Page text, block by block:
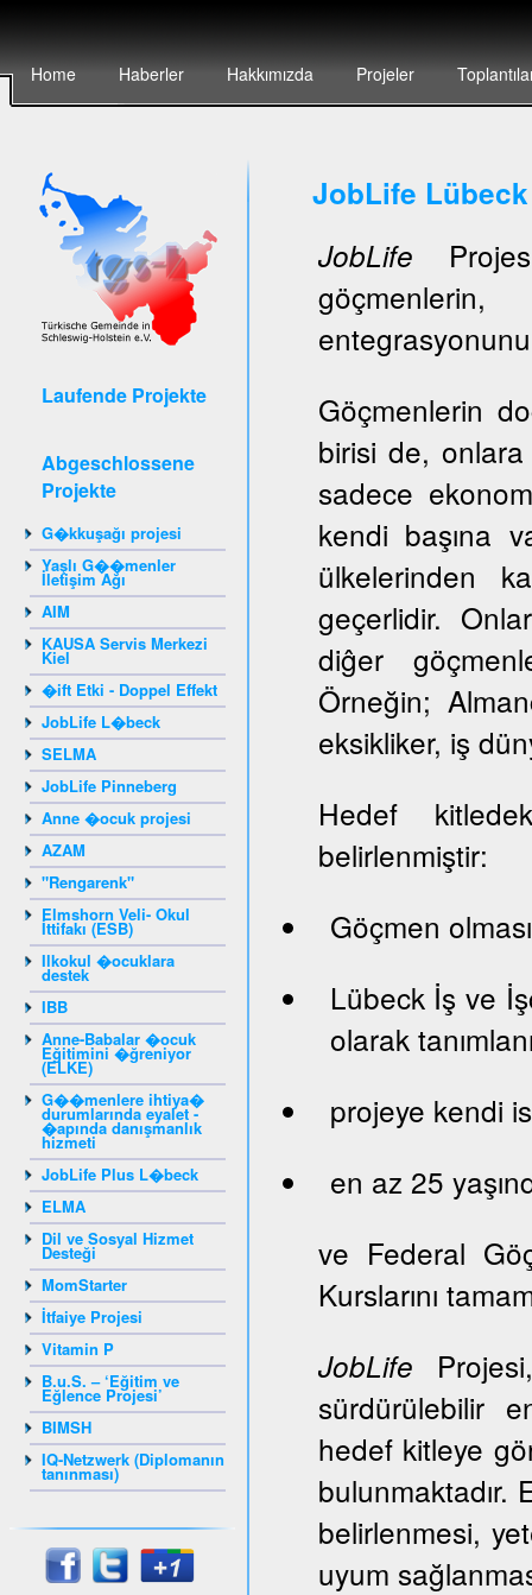
Home Haberler Hakkımızda Projeler
Laufende Projekte
Abgeschlossene
Projekte
G�kkuşağı projesi
Yaşlı G��menler
İletişim Ağı
AIM
KAUSA Servis Merkezi
Kiel
�ift Etki - Doppel Effekt
JobLife L�beck
SELMA
JobLife Pinneberg
Anne �ocuk projesi
AZAM
"Rengarenk"
Elmshorn Veli- Okul
İttifakı (ESB)
Ilkokul �ocuklara
destek
IBB
Anne-Babalar �ocuk
Eğitimini �ğreniyor
(ELKE)
G��menlere ihtiya�
durumlarında eyalet -
�apında danışmanlık
hizmeti
JobLife Plus L�beck
ELMA
Dil ve Sosyal Hizmet
Desteği
MomStarter
İtfaiye Projesi
Vitamin P
B.u.S. – ‘Eğitim ve
Eğlence Projesi’
BIMSH
IQ-Netzwerk (Diplomanın
tanınması)
JobLife Lübeck
JobLife
Göçmenlerin
birisi de,
sadece
kendi başına
ülkelerinden
geçerlidir.
diĝer
Örneğin;
eksikliker, iş
Hedef
belirlenmiştir:
Göçmen
Lübeck İş ve
olarak
projeye kendi
en az 25
ve Federal
Kurslarını
JobLife
sürdürülebilir
hedef kitleye
bulunmaktadır.
belirlenmesi,
uyum